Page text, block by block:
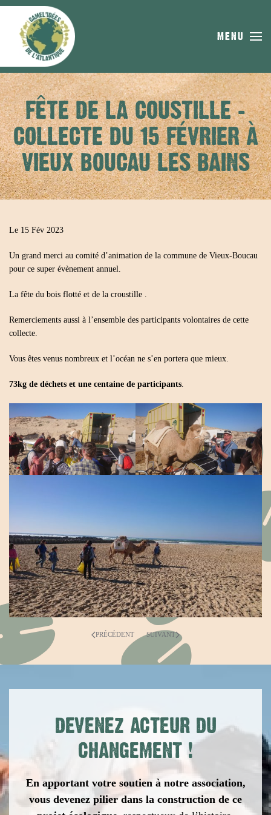
Skip to main content
MENU
FÊTE DE LA COUSTILLE –
COLLECTE DU 15 FÉVRIER À
VIEUX BOUCAU LES BAINS
Le 15 Fév 2023
Un grand merci au comité d’animation de la commune de Vieux-Boucau
pour ce super évènement annuel.
La fête du bois flotté et de la croustille .
Remerciements aussi à l’ensemble des participants volontaires de cette
collecte.
Vous êtes venus nombreux et l’océan ne s’en portera que mieux.
73kg de déchets et une centaine de participants.
PRÉCÉDENT SUIVANT
DEVENEZ ACTEUR DU
CHANGEMENT !
En apportant votre soutien à notre association,
vous devenez pilier dans la construction de ce